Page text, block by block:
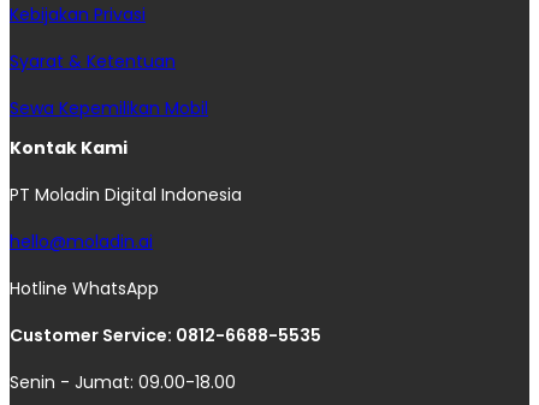
Kebijakan Privasi
Syarat & Ketentuan
Sewa Kepemilikan Mobil
Kontak Kami
PT Moladin Digital Indonesia
hello@moladin.ai
Hotline WhatsApp
Customer Service: 0812-6688-5535
Senin - Jumat: 09.00-18.00